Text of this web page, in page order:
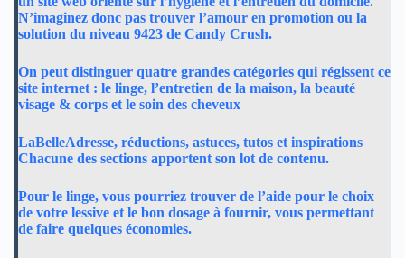
N’imaginez donc pas trouver l’amour en promotion ou la
solution du niveau 9423 de Candy Crush.
On peut distinguer quatre grandes catégories qui régissent ce
site internet : le linge, l’entretien de la maison, la beauté
visage & corps et le soin des cheveux
LaBelleAdresse, réductions, astuces, tutos et inspirations
Chacune des sections apportent son lot de contenu.
Pour le linge, vous pourriez trouver de l’aide pour le choix
de votre lessive et le bon dosage à fournir, vous permettant
de faire quelques économies.